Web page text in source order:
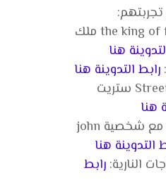
🎮 لعبة the king of fighters 15 ملك
هنا
رابط التدوينة هنا
🎮 لعبة Street fighter 5 ستريت
هنا
🎮 لعبة sifu سيفو مع شخصية john
التدوينة هنا
النارية: رابط